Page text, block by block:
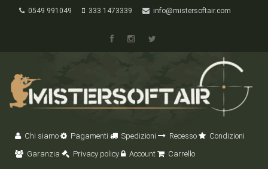
0549 991049 333 1473339 info@mistersoftair.com
Chi siamo Pagamenti Spedizioni Recesso
Condizioni
Garanzia
Privacy policy Account Carrello